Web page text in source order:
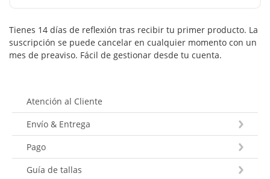
Tienes 14 días de reflexión tras recibir tu primer producto. La
suscripción se puede cancelar en cualquier momento con un
mes de preaviso. Fácil de gestionar desde tu cuenta.
Atención al Cliente
Envío & Entrega
Pago
Guía de tallas